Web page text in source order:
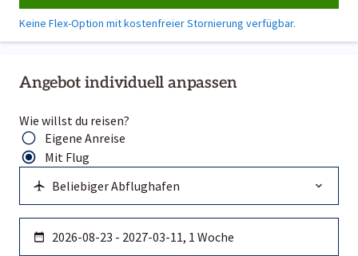
Angebot individuell anpassen
Wie willst du reisen?
Eigene Anreise
Mit Flug
Keine Flex-Option mit kostenfreier Stornierung verfügbar.